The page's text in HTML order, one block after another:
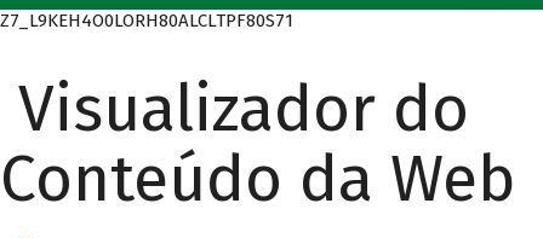
Z7_L9KEH4O0LORH80ALCLTPF80S71
Visualizador do
Conteúdo da Web